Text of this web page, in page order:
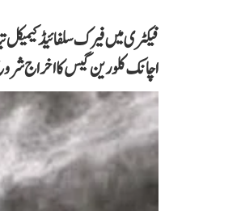
فیکٹری میں فیرک سلفائیڈ کیمیکل
اچانک کلورین گیس کا اخراج